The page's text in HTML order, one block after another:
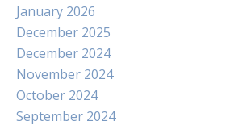
January 2026
December 2025
December 2024
November 2024
October 2024
September 2024